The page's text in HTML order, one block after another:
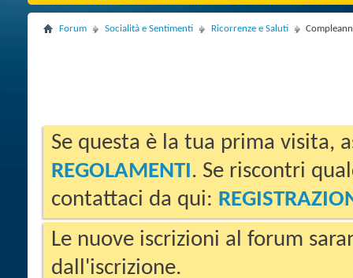
Forum Socialità e Sentimenti Ricorrenze e Saluti
Se questa è la tua prima visita,
REGOLAMENTI. Se riscontri
contattaci da qui:
Le nuove iscrizioni al forum
dall'iscrizione.